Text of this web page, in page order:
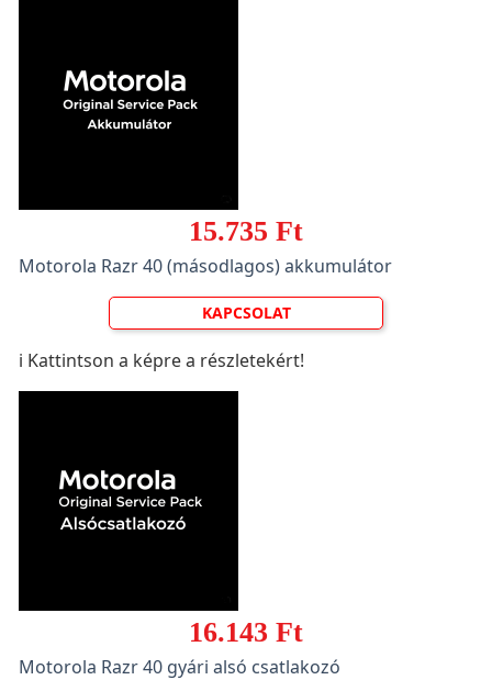
15.735 Ft
Motorola Razr 40 (másodlagos) akkumulátor
KAPCSOLAT
ℹ️ Kattintson a képre a részletekért!
16.143 Ft
Motorola Razr 40 gyári alsó csatlakozó